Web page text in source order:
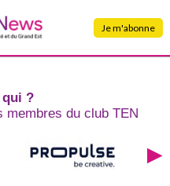
Je m'abonne
?
membres du club TEN